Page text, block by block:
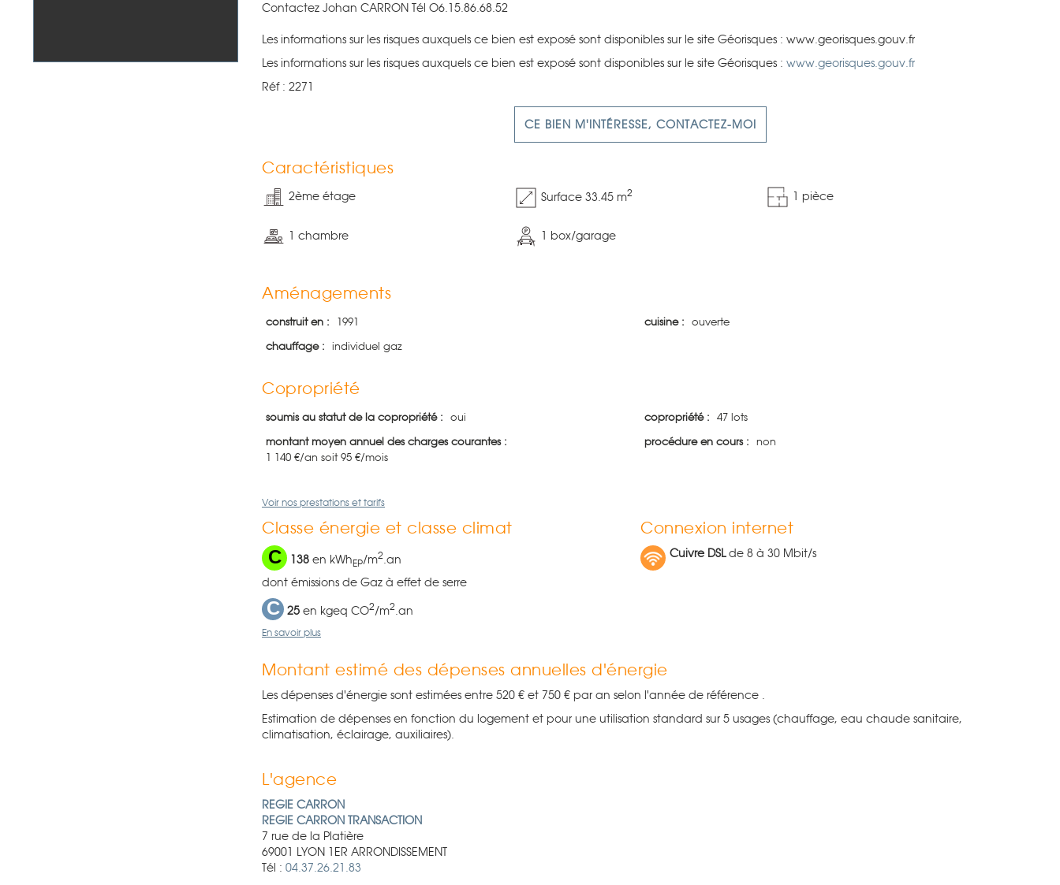
Contactez Johan CARRON Tél O6.15.86.68.52
Les informations sur les risques auxquels ce bien est exposé sont disponibles sur le site Géorisques : www.georisques.gouv.fr
Les informations sur les risques auxquels ce bien est exposé sont disponibles sur le site Géorisques : www.georisques.gouv.fr
Réf : 2271
CE BIEN M'INTÉRESSE, CONTACTEZ-MOI
Caractéristiques
2ème étage Surface 33.45 m2 1 pièce
1 chambre 1 box/garage
Aménagements
construit en : 1991 cuisine : ouverte
chauffage : individuel gaz
Copropriété
soumis au statut de la copropriété : oui copropriété : 47 lots
montant moyen annuel des charges courantes :
1 140 €/an soit 95 €/mois
procédure en cours : non
Voir nos prestations et tarifs
Classe énergie et classe climat
C 138 en kWhEP/m2 .an
dont émissions de Gaz à effet de serre
C 25 en kgeq CO2/m2 .an
En savoir plus
Connexion internet
Cuivre DSLde 8 à 30 Mbit/s
Montant estimé des dépenses annuelles d'énergie
Les dépenses d'énergie sont estimées entre 520 € et 750 € par an selon l'année de référence .
Estimation de dépenses en fonction du logement et pour une utilisation standard sur 5 usages (chauffage, eau chaude sanitaire,
climatisation, éclairage, auxiliaires).
L'agence
REGIE CARRON
REGIE CARRON TRANSACTION
7 rue de la Platière
69001 LYON 1ER ARRONDISSEMENT
Tél : 04.37.26.21.83